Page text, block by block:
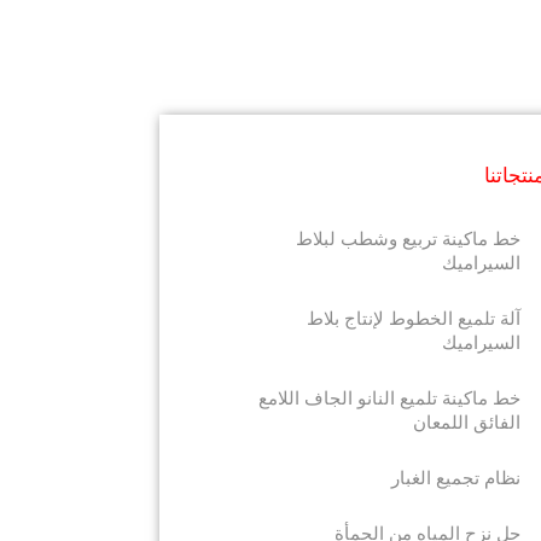
خط ماكينة تربيع وشطب لبلاط
السيراميك
آلة تلميع الخطوط لإنتاج بلاط
السيراميك
خط ماكينة تلميع النانو الجاف اللامع
الفائق اللمعان
نظام تجميع الغبار
حل نزح المياه من الحمأة